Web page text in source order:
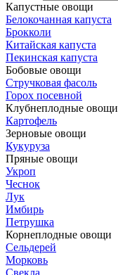
Капустные овощи
Белокочанная капуста
Брокколи
Китайская капуста
Пекинская капуста
Бобовые овощи
Стручковая фасоль
Горох посевной
Клубнеплодные овощи
Картофель
Зерновые овощи
Кукуруза
Пряные овощи
Укроп
Чеснок
Лук
Имбирь
Петрушка
Корнеплодные овощи
Сельдерей
Морковь